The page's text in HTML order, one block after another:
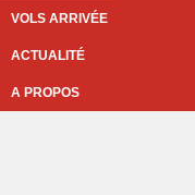
VOLS ARRIVÉE
ACTUALITÉ
A PROPOS